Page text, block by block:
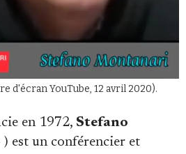
d'écran YouTube, 12 avril 2020).
en 1972, Stefano
) est un conférencier et